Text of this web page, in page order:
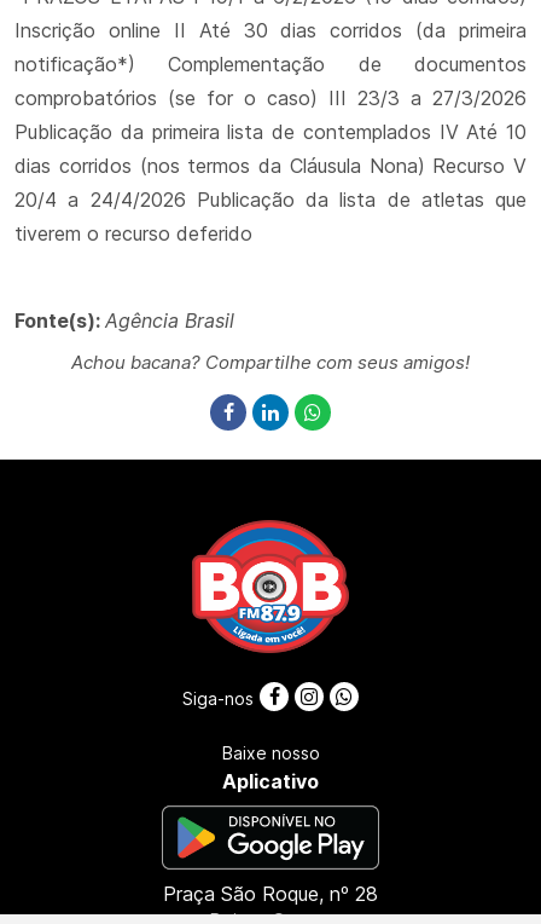
Inscrição online II Até 30 dias corridos (da primeira
notificação*) Complementação de documentos
comprobatórios (se for o caso) III 23/3 a 27/3/2026
Publicação da primeira lista de contemplados IV Até 10
dias corridos (nos termos da Cláusula Nona) Recurso V
20/4 a 24/4/2026 Publicação da lista de atletas que
tiverem o recurso deferido
Fonte(s): Agência Brasil
Achou bacana? Compartilhe com seus amigos!
Praça São Roque, nº 28
Siga-nos
Baixe nosso
Aplicativo